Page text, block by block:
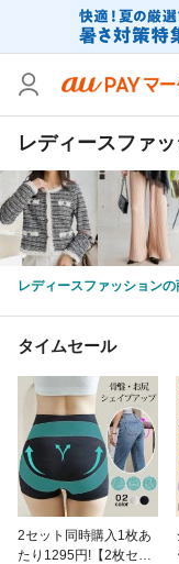
レディースファ
レディースファッション
タイムセール
2セット同時購入1枚あ
たり1295円!【2枚セッ
カテゴリ
価格
支払い方法
その他の条件
送料無料
Pontaパス特典対象
サンキュー配送対象
キーワード
除外ワード